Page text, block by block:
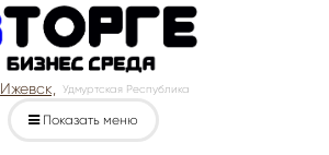
Ижевск, Удмуртская Республика
Показать меню